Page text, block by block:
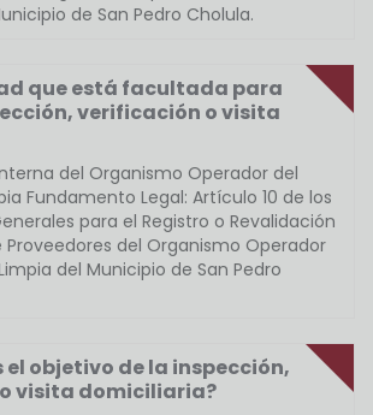
de San Pedro Cholula.
que está facultada para
verificación o visita
del Organismo Operador del
Fundamento Legal: Artículo 10 de los
para el Registro o Revalidación
Proveedores del Organismo Operador
del Municipio de San Pedro
el objetivo de la inspección,
visita domiciliaria?